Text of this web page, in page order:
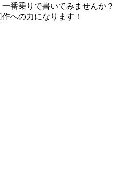
番乗りで書いてみませんか？
への力になります！